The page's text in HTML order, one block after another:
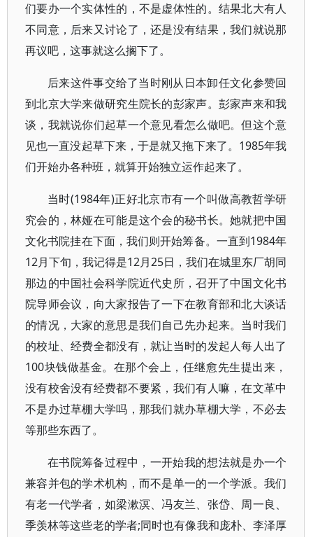
们要办一个实体性的，不是虚体性的。结果北大有人
不同意，后来又讨论了，还是没有结果，我们就说那
再议吧，这事就这么搁下了。
后来这件事交给了当时刚从日本卸任文化参赞回
到北京大学来做研究生院长的彭家声。彭家声来和我
谈，我就说你们起草一个意见看怎么做吧。但这个意
见也一直没起草下来，于是就又拖下来了。1985年我
们开始办各种班，就算开始独立运作起来了。
当时(1984年)正好北京市有一个叫做高教哲学研
究会的，林娅在可能是这个会的秘书长。她就把中国
文化书院挂在下面，我们则开始筹备。一直到1984年
12月下旬，我记得是12月25日，我们在城里东厂胡同
那边的中国社会科学院近代史所，召开了中国文化书
院导师会议，向大家报告了一下在教育部和北大谈话
的情况，大家的意思是我们自己先办起来。当时我们
的校址、经费全都没有，就让当时的发起人每人出了
100块钱做基金。在那个会上，任继愈先生提出来，
没有校舍没有经费都不要紧，我们有人嘛，在文革中
不是办过草棚大学吗，那我们就办草棚大学，不必去
等那些东西了。
在书院筹备过程中，一开始我的想法就是办一个
兼容并包的学术机构，而不是单一的一个学派。我们
有老一代学者，如梁漱溟、冯友兰、张岱、周一良、
季羡林等这些老的学者;同时也有像我和庞朴、李泽厚